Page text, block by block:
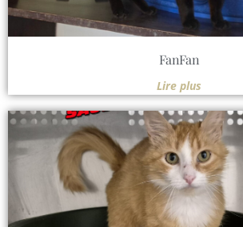
FanFan
Lire plus